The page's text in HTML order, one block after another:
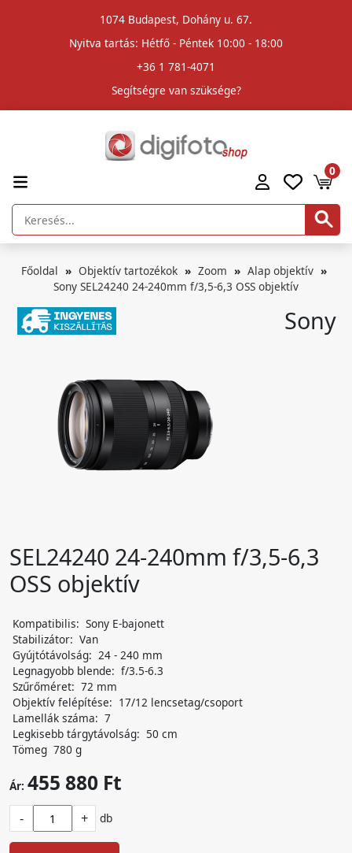
1074 Budapest, Dohány u. 67.
Nyitva tartás: Hétfő - Péntek 10:00 - 18:00
+36 1 781-4071
Segítségre van szüksége?
0
Főoldal Objektív tartozékok Zoom
Alap objektív
Sony SEL24240 24-240mm f/3,5-6,3 OSS objektív
Sony
SEL24240 24-240mm f/3,5-6,3
OSS objektív
Kompatibilis: Sony E-bajonett
Stabilizátor: Van
Gyújtótávolság: 24 - 240 mm
Legnagyobb blende: f/3.5-6.3
Szűrőméret: 72 mm
Objektív felépítése: 17/12 lencsetag/csoport
Lamellák száma: 7
Legkisebb tárgytávolság: 50 cm
Tömeg 780 g
Ár: 455 880 Ft
- + db